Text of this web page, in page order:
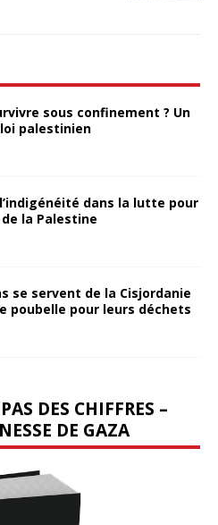
sous confinement ? Un
palestinien
dans la lutte pour
la Palestine
se servent de la Cisjordanie
poubelle pour leurs déchets
DES CHIFFRES –
DE GAZA